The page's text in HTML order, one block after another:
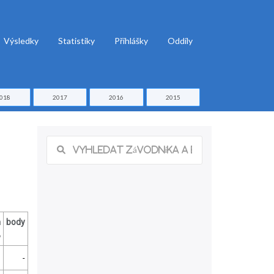
Výsledky Statistiky Přihlášky Oddíly
2017 2016 2015
body
-